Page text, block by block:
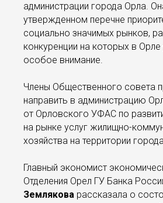
администрации города Орла.
утвержденном перечне
социально значимых рынков,
конкуренции на которых в Орле
особое внимание.
Члены Общественного совета
направить в администрацию
от Орловского УФАС по
на рынке услуг жилищно-
хозяйства на территории
Главный экономист
Отделения Орел ГУ Банка
Землякова рассказала о